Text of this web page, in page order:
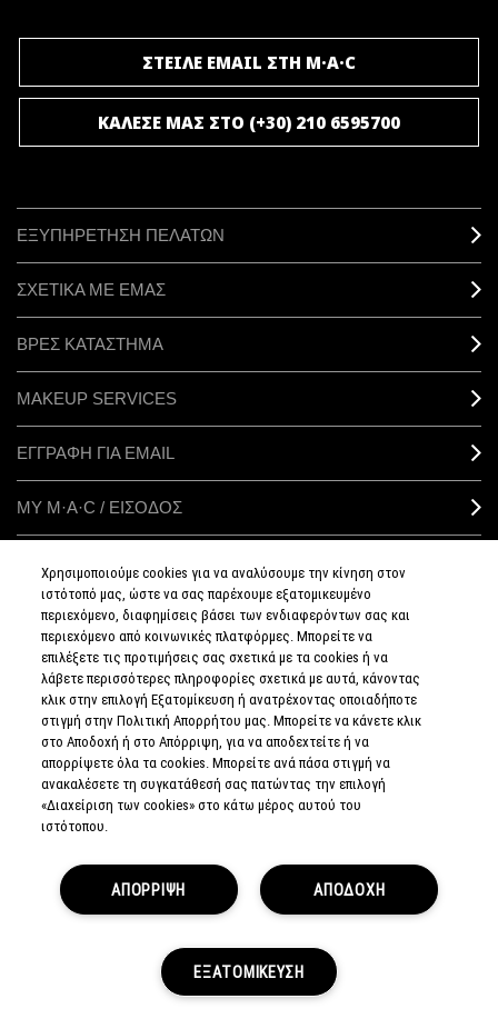
ΣΤΕΙΛΕ EMAIL ΣΤΗ M·A·C
ΚΑΛΕΣΕ ΜΑΣ ΣΤΟ (+30) 210 6595700
ΕΞΥΠΗΡΕΤΗΣΗ ΠΕΛΑΤΩΝ
ΣΧΕΤΙΚΑ ΜΕ ΕΜΑΣ
ΒΡΕΣ ΚΑΤΑΣΤΗΜΑ
MAKEUP SERVICES
ΕΓΓΡΑΦΗ ΓΙΑ EMAIL
ΜΥ M·A·C / ΕΙΣΟΔΟΣ
ΣΥΝΔΕΘΕΙΤΕ
ΠΟΛΙΤΙΚΗ
ΑΠΟΡΡΗΤΟΥ
ΟΡΟΙ &
ΠΡΟΥΠΟΘΕΣΕΙΣ
ΟΡΟΙ
ΠΩΛΗΣΗΣ
ΠΟΛΙΤΙΚΗ
ΕΝΗΜΕΡΩΘΕΙΤΕ
ΓΙΑ ΤΑ ΠΛΑΣΤΑ
ΠΡΟΪΟΝΤΑ
ΔΙΑΧΕΙΡΙΣΤΕΙΤΕ
ΤΟΥ ΙΣΤΟΤΟΠΟΥ
© MAKE-UP ART COSMETICS.
ALL WORLDWIDE RIGHTS RESERVED.
Χρησιμοποιούμε cookies για να αναλύσουμε την κίνηση στον
ιστότοπό μας, ώστε να σας παρέχουμε εξατομικευμένο
περιεχόμενο, διαφημίσεις βάσει των ενδιαφερόντων σας και
περιεχόμενο από κοινωνικές πλατφόρμες. Μπορείτε να
επιλέξετε τις προτιμήσεις σας σχετικά με τα cookies ή να
λάβετε περισσότερες πληροφορίες σχετικά με αυτά, κάνοντας
κλικ στην επιλογή Εξατομίκευση ή ανατρέχοντας οποιαδήποτε
στιγμή στην Πολιτική Απορρήτου μας. Μπορείτε να κάνετε κλικ
στο Αποδοχή ή στο Απόρριψη, για να αποδεχτείτε ή να
απορρίψετε όλα τα cookies. Μπορείτε ανά πάσα στιγμή να
ανακαλέσετε τη συγκατάθεσή σας πατώντας την επιλογή
«Διαχείριση των cookies» στο κάτω μέρος αυτού του
ιστότοπου.
ΑΠΟΔΟΧΗ
ΑΠΟΡΡΙΨΗ
ΕΞΑΤΟΜΙΚΕΥΣΗ